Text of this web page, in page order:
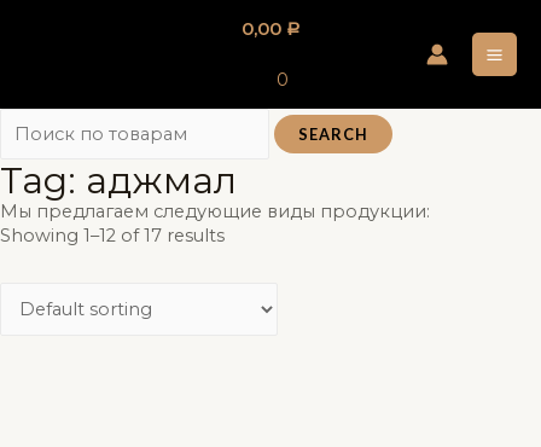
0,00 Р
0
SEARCH
Tag: аджмал
Мы предлагаем следующие виды продукции:
Showing 1–12 of 17 results